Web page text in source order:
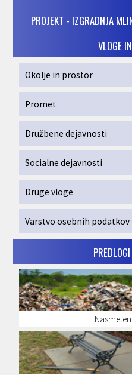
PROJEKT - IZGRADNJA
VLOGE
Okolje in prostor
Promet
Družbene dejavnosti
Socialne dejavnosti
Druge vloge
Varstvo osebnih podatkov